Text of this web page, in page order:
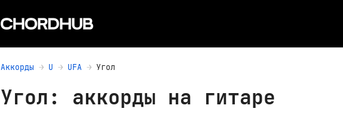
Аккорды U UFA Угол
Угол: аккорды на гитаре